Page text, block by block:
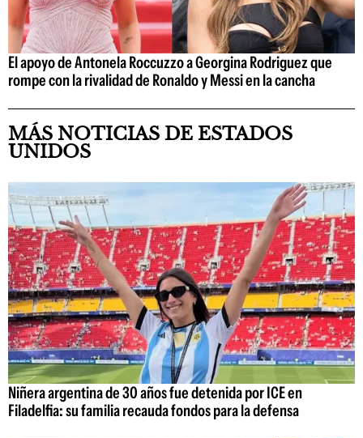
El apoyo de Antonela Roccuzzo a Georgina Rodriguez que
rompe con la rivalidad de Ronaldo y Messi en la cancha
MÁS NOTICIAS DE ESTADOS
UNIDOS
Niñera argentina de 30 años fue detenida por ICE en
Filadelfia: su familia recauda fondos para la defensa